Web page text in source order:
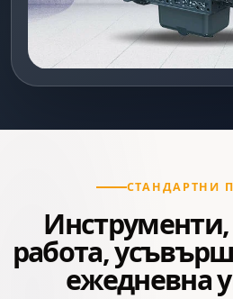
СТАНДАРТНИ
Инструменти,
работа,
ежедневна